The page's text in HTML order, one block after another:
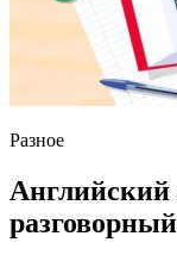
Разное